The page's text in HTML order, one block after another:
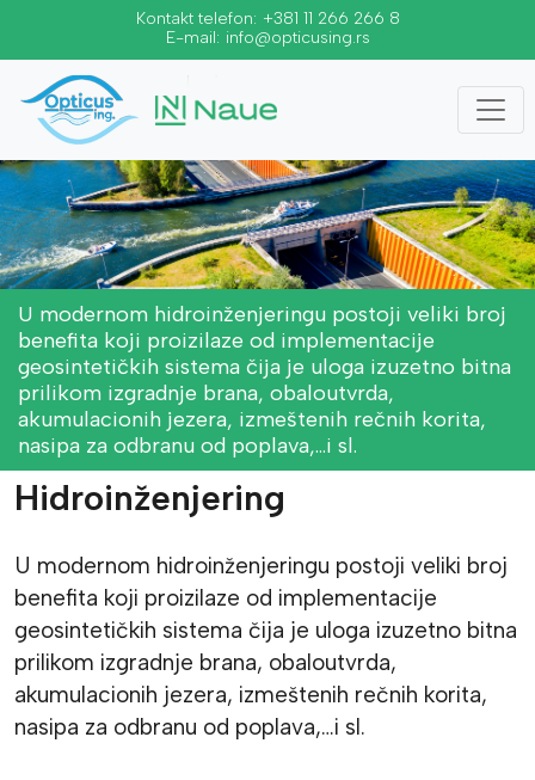
Kontakt telefon: +381 11 266 266 8
E-mail: info@opticusing.rs
U modernom hidroinženjeringu postoji veliki broj
benefita koji proizilaze od implementacije
geosintetičkih sistema čija je uloga izuzetno bitna
prilikom izgradnje brana, obaloutvrda,
akumulacionih jezera, izmeštenih rečnih korita,
nasipa za odbranu od poplava,…i sl.
Hidroinženjering
U modernom hidroinženjeringu postoji veliki broj
benefita koji proizilaze od implementacije
geosintetičkih sistema čija je uloga izuzetno bitna
prilikom izgradnje brana, obaloutvrda,
akumulacionih jezera, izmeštenih rečnih korita,
nasipa za odbranu od poplava,…i sl.